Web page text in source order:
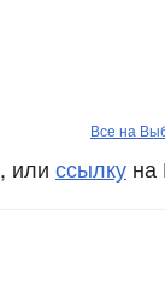
Все на
, или ссылку на